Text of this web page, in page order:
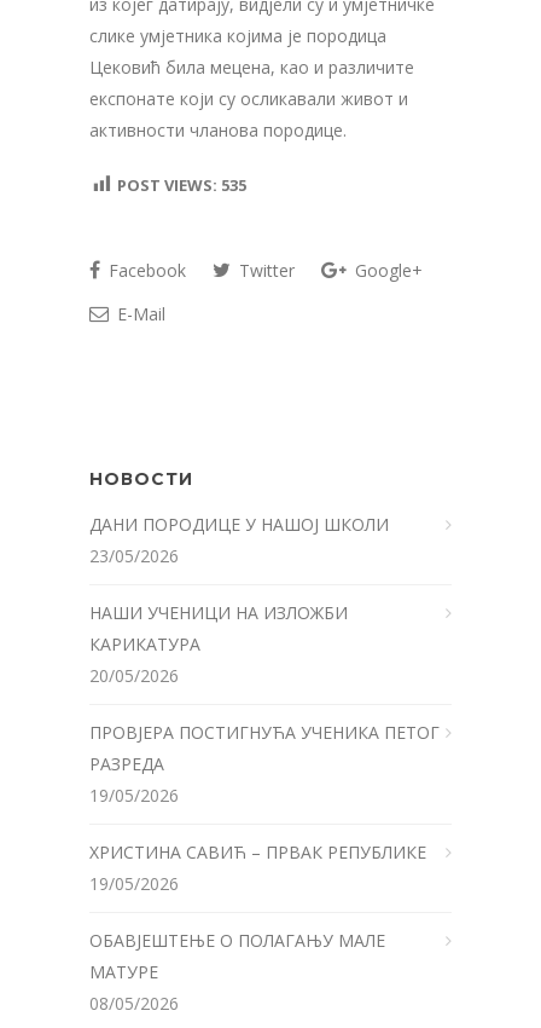
слике умјетника којима је породица
Цековић била мецена, као и различите
експонате који су осликавали живот и
активности чланова породице.
POST VIEWS: 535
Facebook Twitter
Google+
E-Mail
НОВОСТИ
ДАНИ ПОРОДИЦЕ У НАШОЈ ШКОЛИ
23/05/2026
НАШИ УЧЕНИЦИ НА ИЗЛОЖБИ
КАРИКАТУРА
20/05/2026
ПРОВЈЕРА ПОСТИГНУЋА УЧЕНИКА ПЕТОГ
РАЗРЕДА
19/05/2026
ХРИСТИНА САВИЋ – ПРВАК РЕПУБЛИКЕ
19/05/2026
ОБАВЈЕШТЕЊЕ О ПОЛАГАЊУ МАЛЕ
МАТУРЕ
08/05/2026